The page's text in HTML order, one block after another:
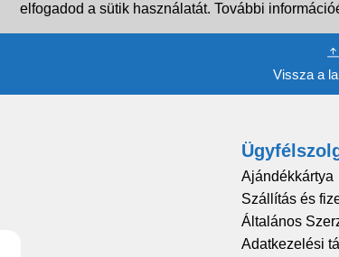
elfogadod a sütik használatát. További
Vissza a
Ajándékkártya
Szállítás és
Általános
Adatkezelési